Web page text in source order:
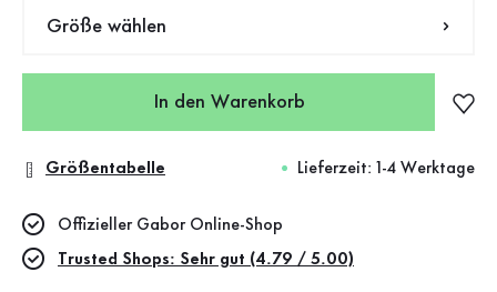
Größe wählen
In den Warenkorb
Größentabelle Lieferzeit: 1-4 Werktage
Offizieller Gabor Online-Shop
Trusted Shops: Sehr gut (4.79 / 5.00)